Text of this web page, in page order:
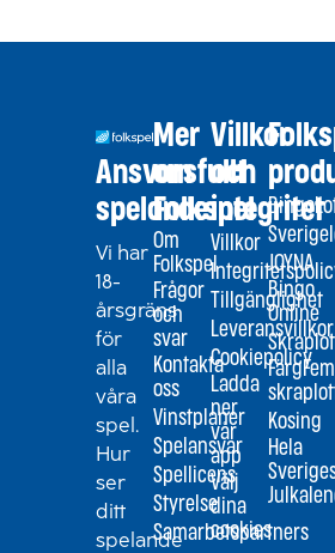
Ansvarsfullt
spelande
Vi har
18-
årsgräns
för
alla
våra
spel.
Hur
ser
ditt
spelande
Mer
om
Folkspel
Om
Folkspel
Frågor
och
svar
Kontakta
oss
Vinstplaner
Spelansvar
Spellicens
Styrelse
Samarbetspartners
Villkor
och
integritet
Villkor
Tillgänglighet
Leveransvillkor
Cookiepolicy
Ladda
ner
vår
app
Välj
dina
cookies
JOYNA
Bingo
Online
Kosing
Hela